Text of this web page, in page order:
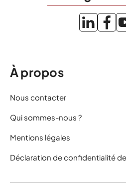
À propos
Nous contacter
Qui sommes-nous ?
Mentions légales
Déclaration de confidentialité